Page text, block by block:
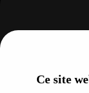
Ce site